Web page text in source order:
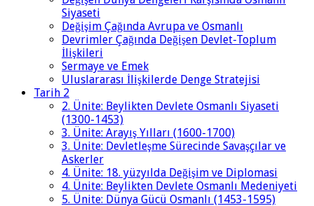
Siyaseti
Değişim Çağında Avrupa ve Osmanlı
Devrimler Çağında Değişen Devlet-Toplum
İlişkileri
Sermaye ve Emek
Uluslararası İlişkilerde Denge Stratejisi
Tarih 2
2. Ünite: Beylikten Devlete Osmanlı Siyaseti
(1300-1453)
3. Ünite: Arayış Yılları (1600-1700)
3. Ünite: Devletleşme Sürecinde Savaşçılar ve
Askerler
4. Ünite: 18. yüzyılda Değişim ve Diplomasi
4. Ünite: Beylikten Devlete Osmanlı Medeniyeti
5. Ünite: Dünya Gücü Osmanlı (1453-1595)